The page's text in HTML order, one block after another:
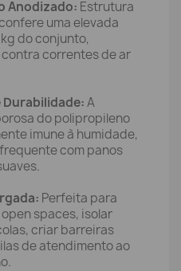
Anodizado: Estrutura
uma elevada
do conjunto,
correntes de ar
Durabilidade:A
do polipropileno
imune à humidade,
com panos
Perfeita para
spaces, isolar
criar barreiras
de atendimento ao